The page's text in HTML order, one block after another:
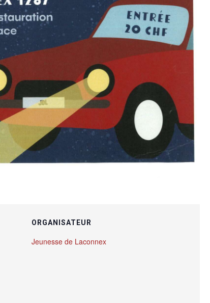
ORGANISATEUR
Jeunesse de Laconnex